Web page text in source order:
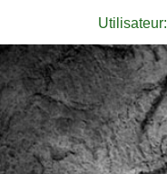
Utilisateur: